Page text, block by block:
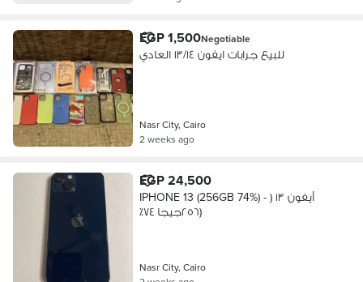
EGP 1,500Negotiable
للبيع جرابات ايفون ١٣/١٤ العادي
Nasr City, Cairo
2 weeks ago
EGP 24,500
IPHONE 13 (256GB 74%) - أيفون ١٣ (
٢٥٦جيجا ٧٤٪؜)
Nasr City, Cairo